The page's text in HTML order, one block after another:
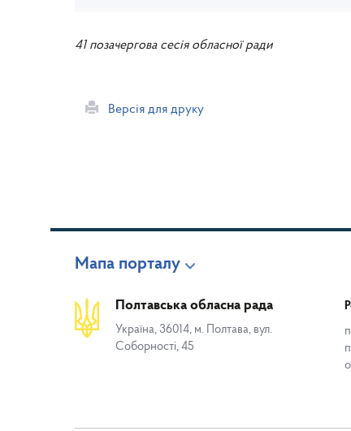
41 позачергова сесія обласної ради
Версія для друку
Мапа порталу
Полтавська обласна рада
Україна, 36014, м. Полтава, вул.
Соборності, 45